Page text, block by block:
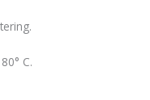
C.